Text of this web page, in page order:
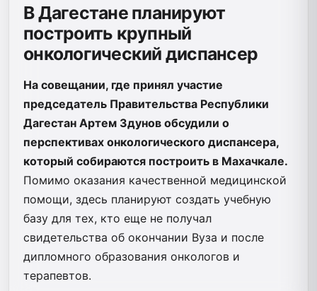
В Дагестане планируют
построить крупный
онкологический диспансер
На совещании, где принял участие
председатель Правительства Республики
Дагестан Артем Здунов обсудили о
перспективах онкологического диспансера,
который собираются построить в Махачкале.
Помимо оказания качественной медицинской
помощи, здесь планируют создать учебную
базу для тех, кто еще не получал
свидетельства об окончании Вуза и после
дипломного образования онкологов и
терапевтов.